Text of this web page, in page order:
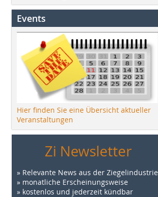
Events
Hier finden Sie eine Übersicht aktueller
Veranstaltungen
Zi Newsletter
» Relevante News aus der Ziegelindustrie
» monatliche Erscheinungsweise
» kostenlos und jederzeit kündbar